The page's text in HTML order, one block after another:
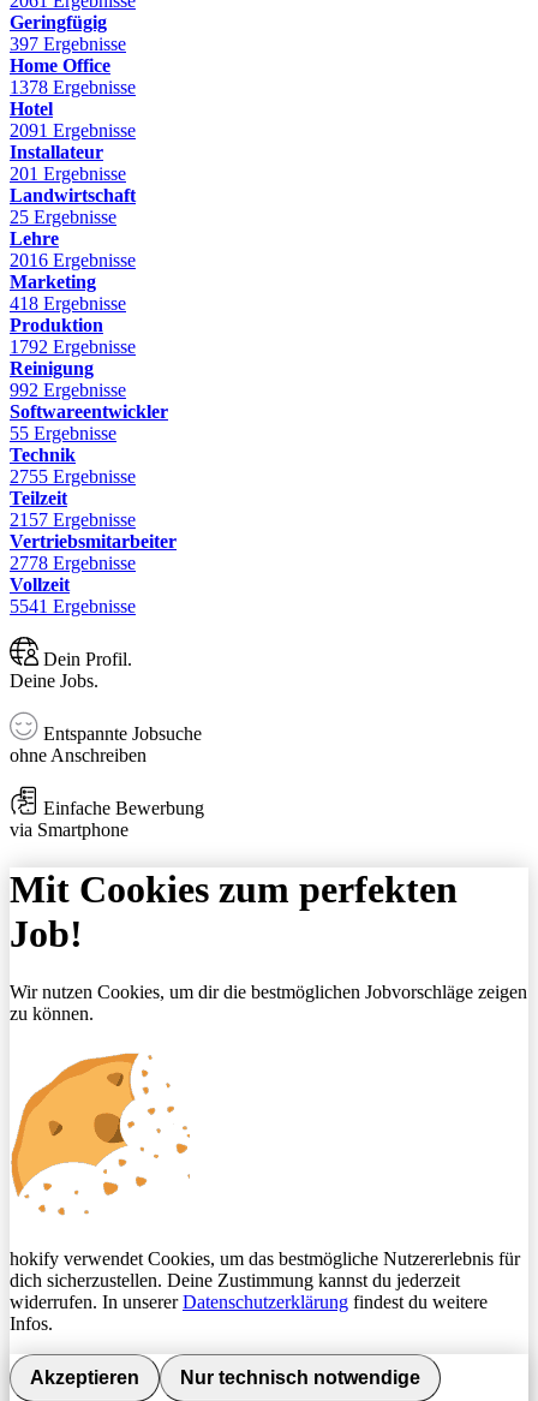
Geringfügig
397 Ergebnisse
Home Office
1378 Ergebnisse
Hotel
2091 Ergebnisse
Installateur
201 Ergebnisse
Landwirtschaft
25 Ergebnisse
Lehre
2016 Ergebnisse
Marketing
418 Ergebnisse
Produktion
1792 Ergebnisse
Reinigung
992 Ergebnisse
Softwareentwickler
55 Ergebnisse
Technik
2755 Ergebnisse
Teilzeit
2157 Ergebnisse
Vertriebsmitarbeiter
2778 Ergebnisse
Vollzeit
5541 Ergebnisse
Dein Profil.
Deine Jobs.
Entspannte Jobsuche
ohne Anschreiben
Einfache Bewerbung
via Smartphone
Mit Cookies zum perfekten
Job!
Wir nutzen Cookies, um dir die bestmöglichen Jobvorschläge zeigen
zu können.
hokify verwendet Cookies, um das bestmögliche Nutzererlebnis für
dich sicherzustellen. Deine Zustimmung kannst du jederzeit
widerrufen. In unsererDatenschutzerklärung findest du weitere
Infos.
Akzeptieren Nur technisch notwendige